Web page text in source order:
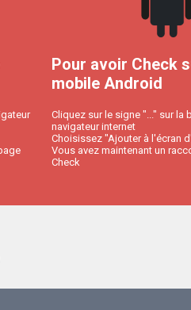
Pour avoir Check
mobile Android
Cliquez sur le signe "..." sur la
navigateur internet
Choisissez "Ajouter à l'écran
Vous avez maintenant un
Check